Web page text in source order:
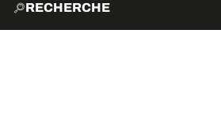
RECHERCHE